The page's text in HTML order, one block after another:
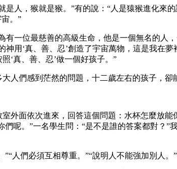
人，猴就是猴。”有的說：“人是猿猴進化來
。”
一位最慈善的高級生命，他是一個無名的人
用‘真、善、忍’創造了宇宙萬物，這是我在
‘真、善、忍’做一個好孩子。”
人們感到茫然的問題，十二歲左右的孩子，卻
外面依次進來，回答這個問題：水杯怎麼放
呢。”一名學生問：“是不是誰的答案都對？
人們必須互相尊重。”“說明人不能強加別人。”